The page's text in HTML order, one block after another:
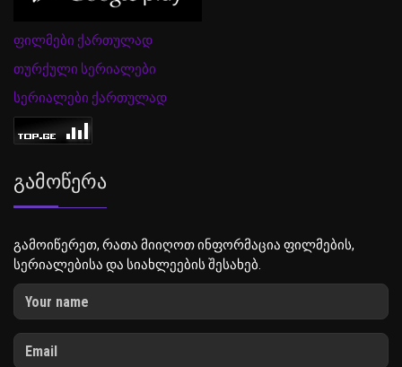
ფილმები ქართულად
თურქული სერიალები
სერიალები ქართულად
Გამოწერა
გამოიწერეთ, რათა მიიღოთ ინფორმაცია ფილმების,
სერიალებისა და სიახლეების შესახებ.